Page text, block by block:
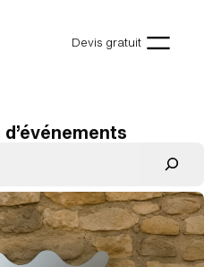
Devis gratuit